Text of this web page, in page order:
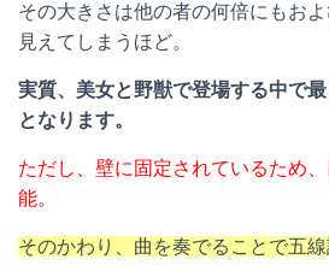
その大きさは他の者の何倍にもお
見えてしまうほど。
実質、美女と野獣で登場する中で
となります。
ただし、壁に固定されているため
能。
そのかわり、曲を奏でることで五